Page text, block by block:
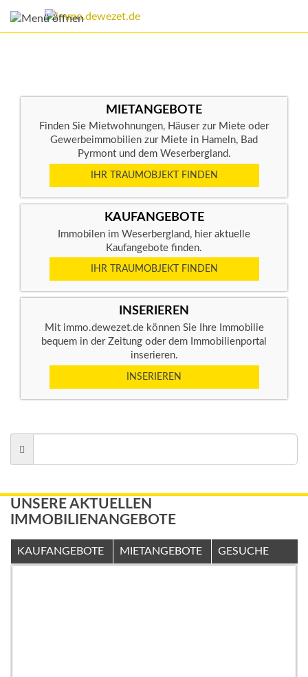
MIETANGEBOTE
Finden Sie Mietwohnungen, Häuser zur Miete oder
Gewerbeimmobilien zur Miete in Hameln, Bad
Pyrmont und dem Weserbergland.
IHR TRAUMOBJEKT FINDEN
KAUFANGEBOTE
Immobilen im Weserbergland, hier aktuelle
Kaufangebote finden.
IHR TRAUMOBJEKT FINDEN
INSERIEREN
Mit immo.dewezet.de können Sie Ihre Immobilie
bequem in der Zeitung oder dem Immobilienportal
inserieren.
INSERIEREN
UNSERE AKTUELLEN
IMMOBILIENANGEBOTE
KAUFANGEBOTE MIETANGEBOTE GESUCHE